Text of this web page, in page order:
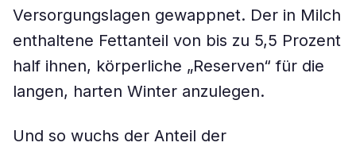
Versorgungslagen gewappnet. Der in Milch
enthaltene Fettanteil von bis zu 5,5 Prozent
half ihnen, körperliche „Reserven“ für die
langen, harten Winter anzulegen.
Und so wuchs der Anteil der